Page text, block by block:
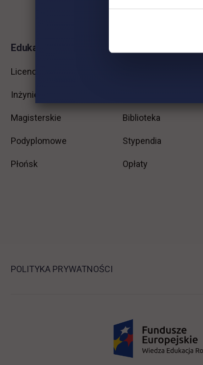
Informacje w stopce
Edukacja
Licencjackie
Inżynierskie
Magisterskie
Podyplomowe
Płońsk
Biblioteka
Stypendia
Opłaty
POLITYKA PRYWATNOŚCI